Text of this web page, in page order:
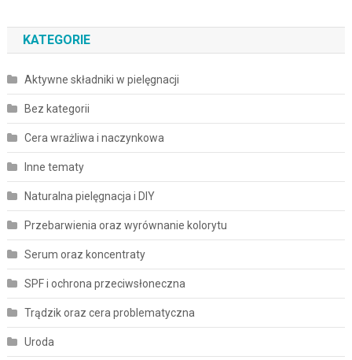
KATEGORIE
Aktywne składniki w pielęgnacji
Bez kategorii
Cera wrażliwa i naczynkowa
Inne tematy
Naturalna pielęgnacja i DIY
Przebarwienia oraz wyrównanie kolorytu
Serum oraz koncentraty
SPF i ochrona przeciwsłoneczna
Trądzik oraz cera problematyczna
Uroda